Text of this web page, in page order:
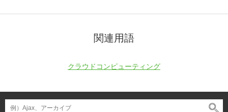
関連用語
クラウドコンピューティング